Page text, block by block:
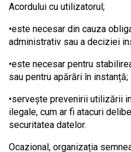
Acordului cu utilizatorul;
•este necesar din cauza
administrativ sau a deciziei
•este necesar pentru
sau pentru apărări în instanță;
•servește prevenirii utilizării
ilegale, cum ar fi atacuri
securitatea datelor.
Ocazional, organizația